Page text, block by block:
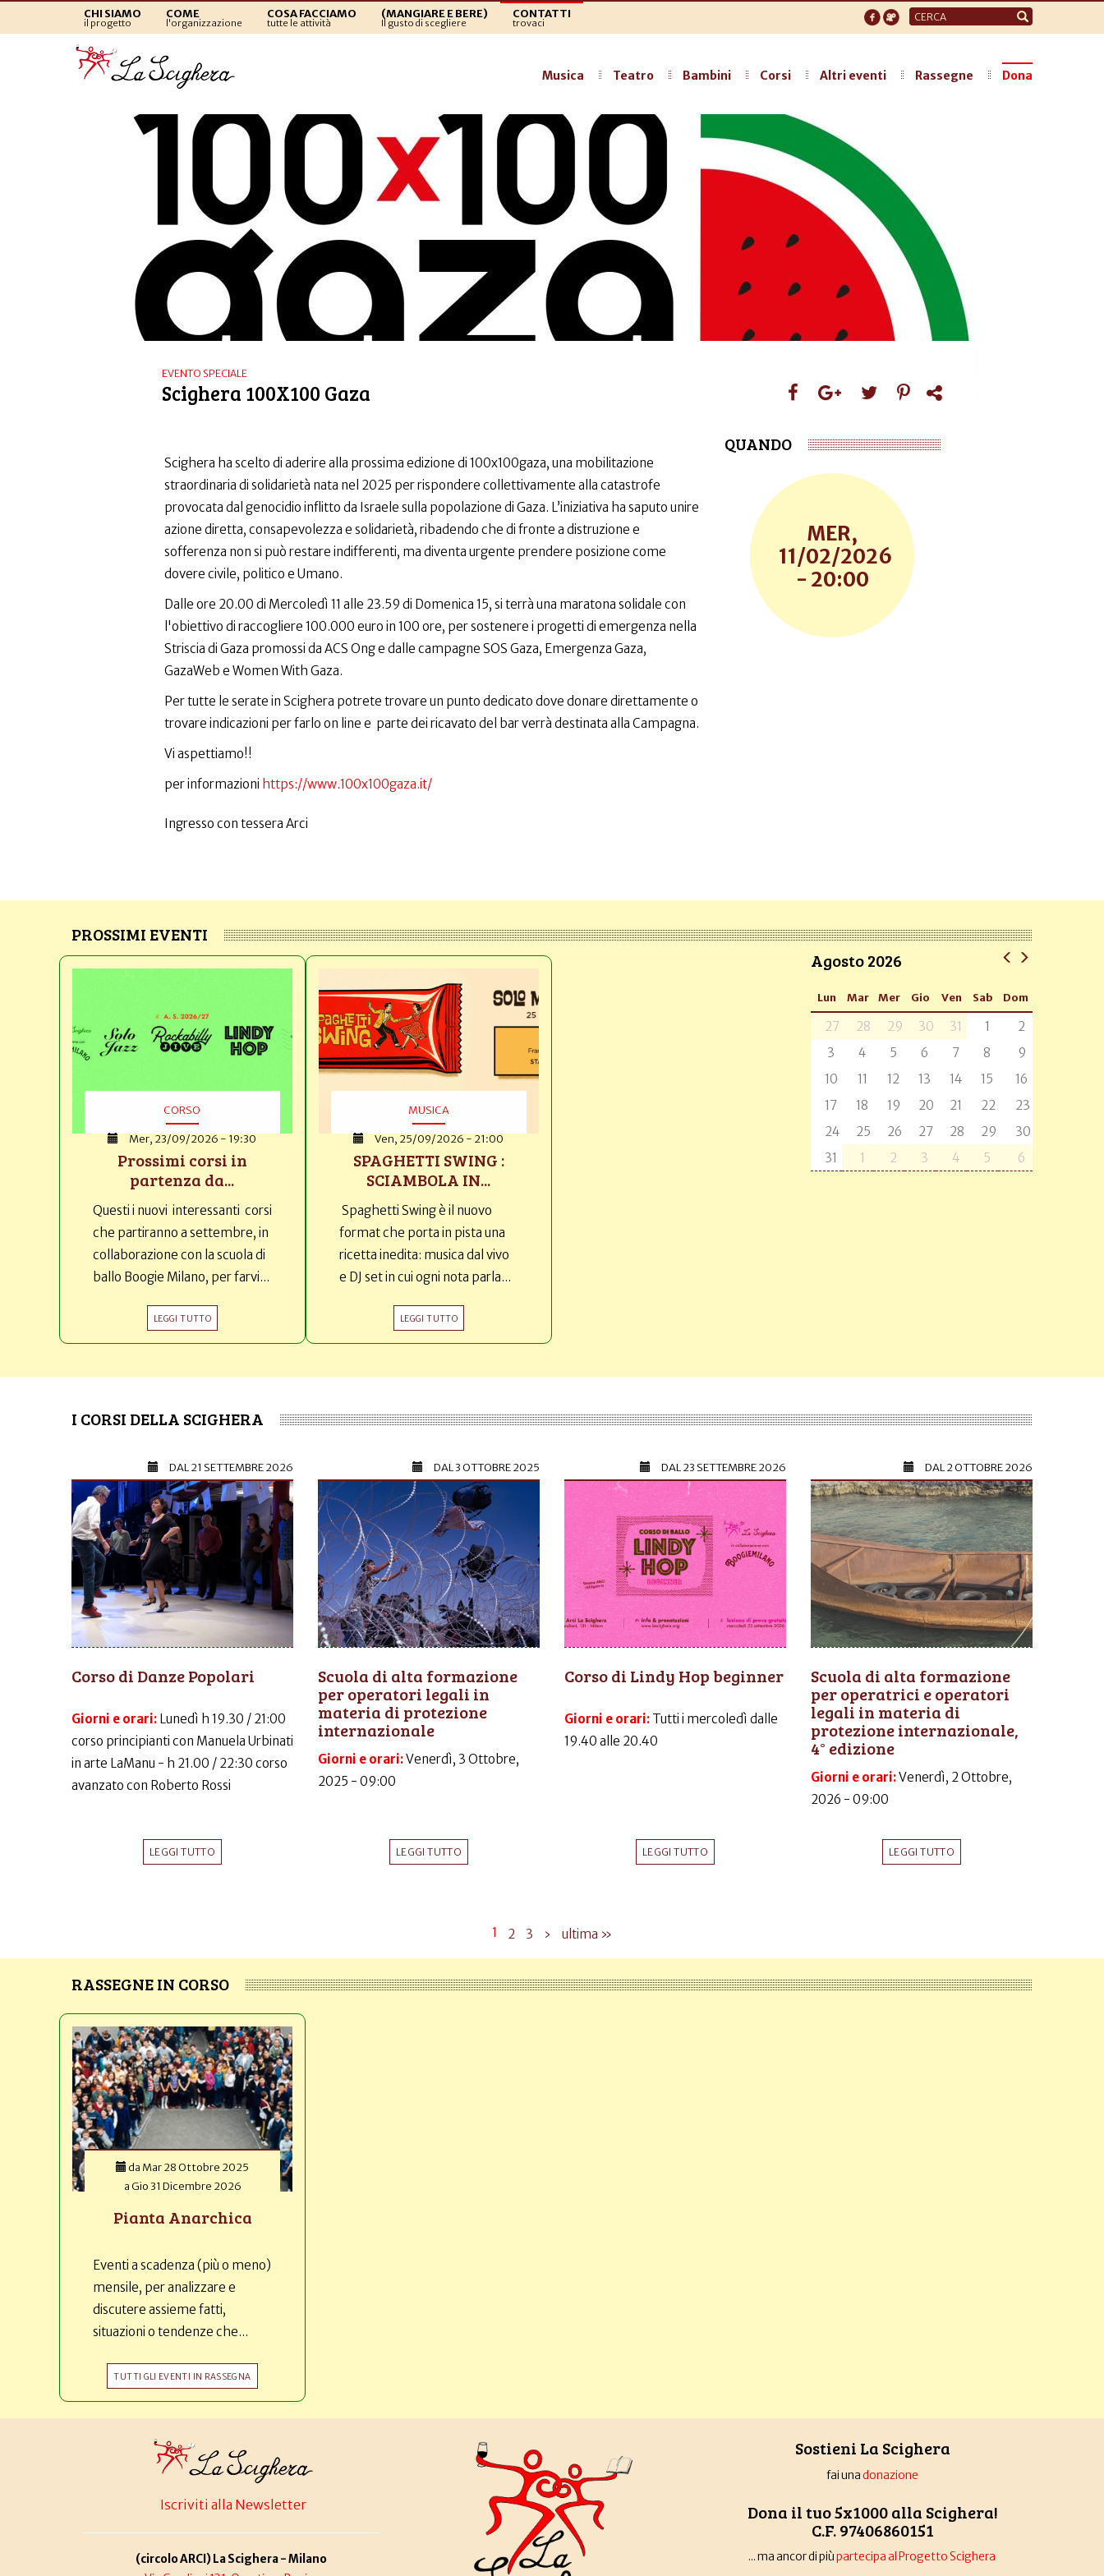
CHI SIAMO
il progetto
COME
l'organizzazione
COSA FACCIAMO
tutte le attività
(MANGIARE E BERE)
Il gusto di scegliere
CONTATTI
trovaci
Form
di
Musica Teatro Bambini Corsi Altri eventi Rassegne Dona
EVENTO SPECIALE
Scighera 100X100 Gaza
Scighera ha scelto di aderire alla prossima edizione di 100x100gaza, una mobilitazione
straordinaria di solidarietà nata nel 2025 per rispondere collettivamente alla catastrofe
provocata dal genocidio inflitto da Israele sulla popolazione di Gaza. L’iniziativa ha saputo unire
azione diretta, consapevolezza e solidarietà, ribadendo che di fronte a distruzione e
sofferenza non si può restare indifferenti, ma diventa urgente prendere posizione come
dovere civile, politico e Umano.
Dalle ore 20.00 di Mercoledì 11 alle 23.59 di Domenica 15, si terrà una maratona solidale con
l'obiettivo di raccogliere 100.000 euro in 100 ore, per sostenere i progetti di emergenza nella
Striscia di Gaza promossi da ACS Ong e dalle campagne SOS Gaza, Emergenza Gaza,
GazaWeb e Women With Gaza.
Per tutte le serate in Scighera potrete trovare un punto dedicato dove donare direttamente o
trovare indicazioni per farlo on line e parte dei ricavato del bar verrà destinata alla Campagna.
Vi aspettiamo!!
per informazioni https://www.100x100gaza.it/
Ingresso con tessera Arci
QUANDO
MER,
11/02/2026
- 20:00
PROSSIMI EVENTI
CORSO
Mer, 23/09/2026 - 19:30
Prossimi corsi in
partenza da...
Questi i nuovi interessanti corsi
che partiranno a settembre, in
collaborazione con la scuola di
ballo Boogie Milano, per farvi...
LEGGI TUTTO
MUSICA
Ven, 25/09/2026 - 21:00
SPAGHETTI SWING :
SCIAMBOLA IN...
Spaghetti Swing è il nuovo
format che porta in pista una
ricetta inedita: musica dal vivo
e DJ set in cui ogni nota parla...
LEGGI TUTTO
Agosto 2026
Lun Mar Mer Gio Ven Sab Dom
27 28 29 30 31 1
2
3
4 5 6 7 8
9
10
11 12 13 14 15
16
17
18 19 20 21 22
23
24
25 26 27 28 29
30
31
1 2 3 4 5 6
I CORSI DELLA SCIGHERA
DAL21 SETTEMBRE 2026
Corso di Danze Popolari
Giorni e orari: Lunedì h 19.30 / 21:00
corso principianti con Manuela Urbinati
in arte LaManu - h 21.00 / 22:30 corso
avanzato con Roberto Rossi
LEGGI TUTTO
DAL3 OTTOBRE 2025
Scuola di alta formazione
per operatori legali in
materia di protezione
internazionale
Giorni e orari:Venerdì, 3 Ottobre,
2025 - 09:00
LEGGI TUTTO
DAL23 SETTEMBRE 2026
Corso di Lindy Hop beginner
Giorni e orari: Tutti i mercoledì dalle
19.40 alle 20.40
LEGGI TUTTO
DAL2 OTTOBRE 2026
Scuola di alta formazione
per operatrici e operatori
legali in materia di
protezione internazionale,
4° edizione
Giorni e orari:Venerdì, 2 Ottobre,
2026 - 09:00
LEGGI TUTTO
1 2 3 › ultima »
RASSEGNE IN CORSO
da Mar 28 Ottobre 2025
aGio 31 Dicembre 2026
Pianta Anarchica
Eventi a scadenza (più o meno)
mensile, per analizzare e
discutere assieme fatti,
situazioni o tendenze che...
TUTTI GLI EVENTI IN RASSEGNA
Iscriviti alla Newsletter
(circolo ARCI) La Scighera - Milano
Sostieni La Scighera
fai unadonazione
Dona il tuo 5x1000 alla Scighera!
C.F. 97406860151
... ma ancor di piùpartecipa al Progetto Scighera